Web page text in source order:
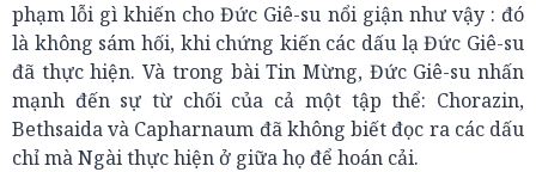
phạm lỗi gì khiến cho Đức Giê-su nổi giận như vậy : đó
là không sám hối, khi chứng kiến các dấu lạ Đức Giê-su
đã thực hiện. Và trong bài Tin Mừng, Đức Giê-su nhấn
mạnh đến sự từ chối của cả một tập thể: Chorazin,
Bethsaida và Capharnaum đã không biết đọc ra các dấu
chỉ mà Ngài thực hiện ở giữa họ để hoán cải.